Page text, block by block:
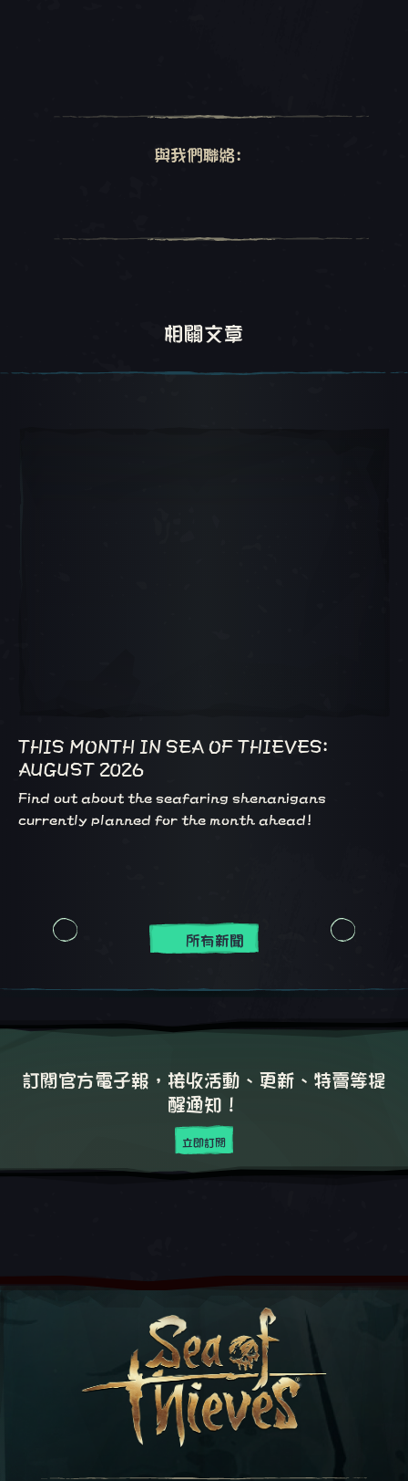
與我們聯絡:
相關文章
THIS MONTH IN SEA OF THIEVES:
AUGUST 2026
Find out about the seafaring shenanigans
currently planned for the month ahead!
所有新聞
訂閱官方電子報，接收活動、更新、特賣等提
醒通知！
立即訂閱